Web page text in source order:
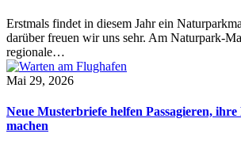
Erstmals findet in diesem Jahr ein
darüber freuen wir uns sehr. Am Naturpark-
regionale…
Mai 29, 2026
Neue Musterbriefe helfen Passagieren, ihre
machen